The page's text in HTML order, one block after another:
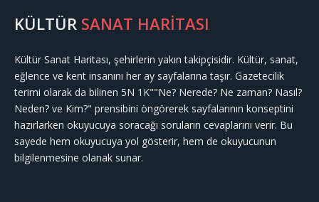
KÜLTÜR SANAT HARİTASI
Kültür Sanat Haritası, şehirlerin yakın takipçisidir. Kültür, sanat,
eğlence ve kent insanını her ay sayfalarına taşır. Gazetecilik
terimi olarak da bilinen 5N 1K""Ne? Nerede? Ne zaman? Nasıl?
Neden? ve Kim?" prensibini öngörerek sayfalarının konseptini
hazırlarken okuyucuya soracağı soruların cevaplarını verir. Bu
sayede hem okuyucuya yol gösterir, hem de okuyucunun
bilgilenmesine olanak sunar.